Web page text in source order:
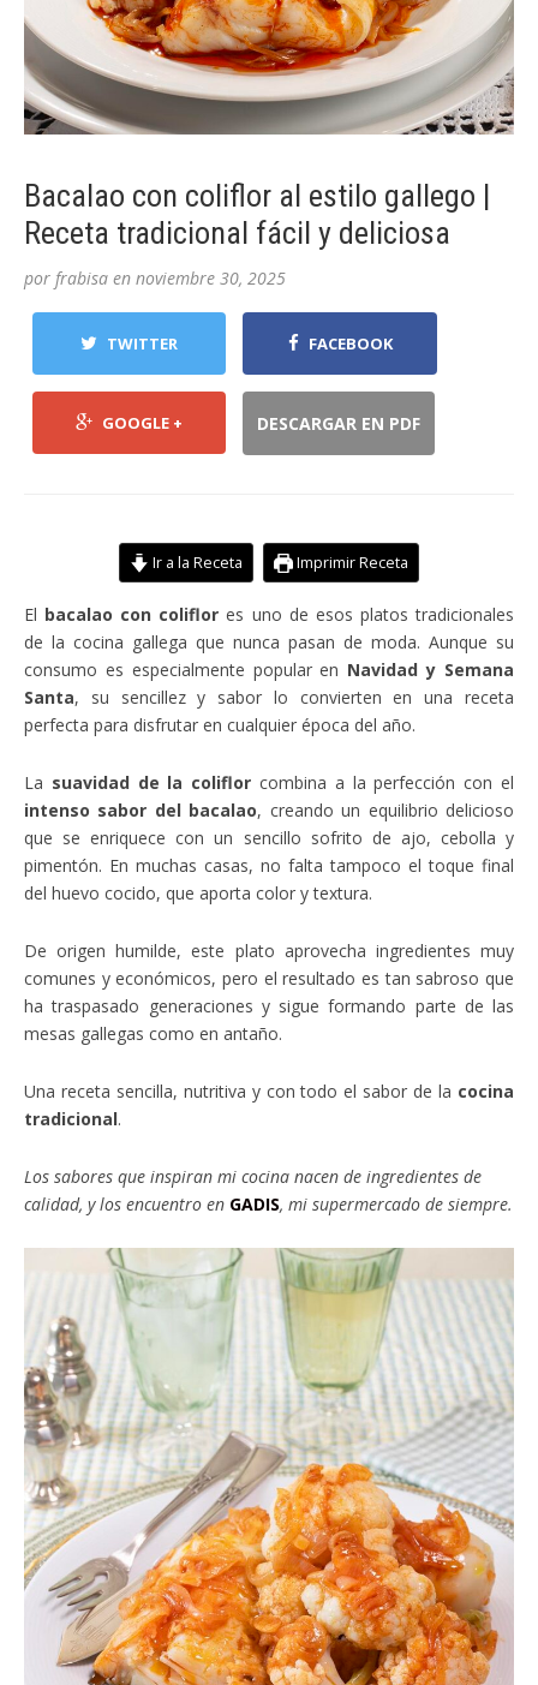
Bacalao con coliflor al estilo gallego |
Receta tradicional fácil y deliciosa
por frabisa en noviembre 30, 2025
TWITTER FACEBOOK
GOOGLE + DESCARGAR EN PDF
Ir a la Receta Imprimir Receta
El bacalao con coliflor es uno de esos platos tradicionales
de la cocina gallega que nunca pasan de moda. Aunque su
consumo es especialmente popular en Navidad y Semana
Santa, su sencillez y sabor lo convierten en una receta
perfecta para disfrutar en cualquier época del año.
La suavidad de la coliflor combina a la perfección con el
intenso sabor del bacalao, creando un equilibrio delicioso
que se enriquece con un sencillo sofrito de ajo, cebolla y
pimentón. En muchas casas, no falta tampoco el toque final
del huevo cocido, que aporta color y textura.
De origen humilde, este plato aprovecha ingredientes muy
comunes y económicos, pero el resultado es tan sabroso que
ha traspasado generaciones y sigue formando parte de las
mesas gallegas como en antaño.
Una receta sencilla, nutritiva y con todo el sabor de la cocina
tradicional.
Los sabores que inspiran mi cocina nacen de ingredientes de
calidad, y los encuentro en GADIS, mi supermercado de siempre.